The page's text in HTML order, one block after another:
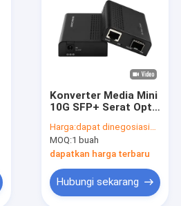
Konverter Media Mini
10G SFP+ Serat Optik
Rack Mountable
10GBased-T
Harga:dapat dinegosiasikan
MOQ:1 buah
dapatkan harga terbaru
Hubungi sekarang